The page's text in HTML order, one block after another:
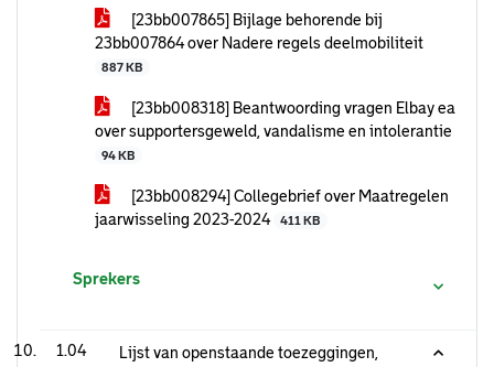
[23bb007865] Bijlage behorende bij
23bb007864 over Nadere regels deelmobiliteit
887 KB
[23bb008318] Beantwoording vragen Elbay ea
over supportersgeweld, vandalisme en intolerantie
94 KB
[23bb008294] Collegebrief over Maatregelen
jaarwisseling 2023-2024
411 KB
Sprekers
1.04
Lijst van openstaande toezeggingen,